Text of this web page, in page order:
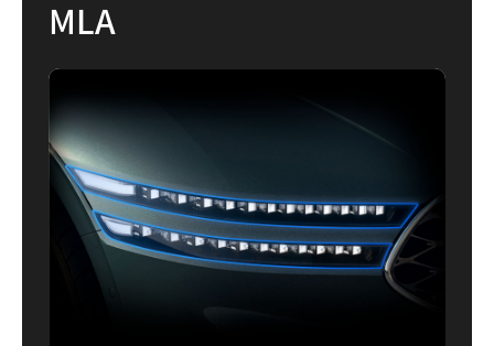
MLA